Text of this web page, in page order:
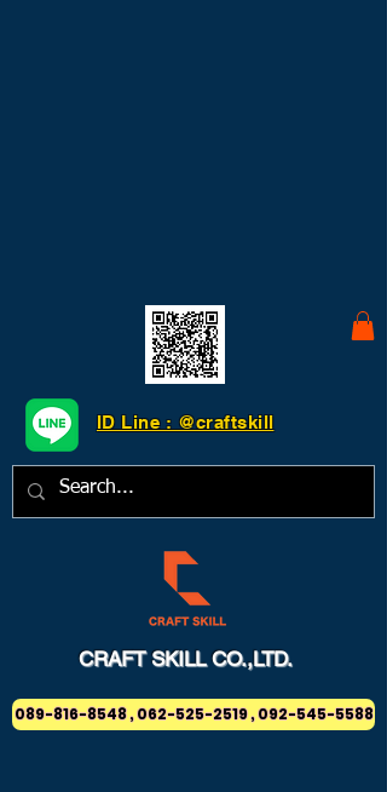
CRAFT SKILL CO.,LTD.
ID Line : @craftskill
089-816-8548 , 062-525-2519 , 092-545-5588